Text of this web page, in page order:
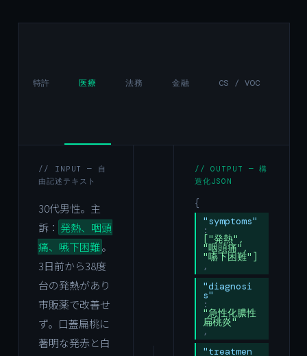
特許 医療 法務 金融 CS / VOC
// INPUT — 自
由記述テキスト
30代男性。主
訴： 発熱、咽頭
痛、嚥下困難。
3日前から38度
台の発熱があり
市販薬で改善せ
ず。口蓋扁桃に
著明な発赤と白
// OUTPUT — 構
造化JSON
{
"symptoms"
:
["発熱",
"咽頭痛",
"嚥下困難"]
,
"diagnosi
s"
:
"急性化膿性
扁桃炎"
,
"treatmen